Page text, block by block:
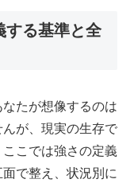
する基準と全
たが想像するのは
が、現実の生存で
こでは強さの定義
で整え、状況別に